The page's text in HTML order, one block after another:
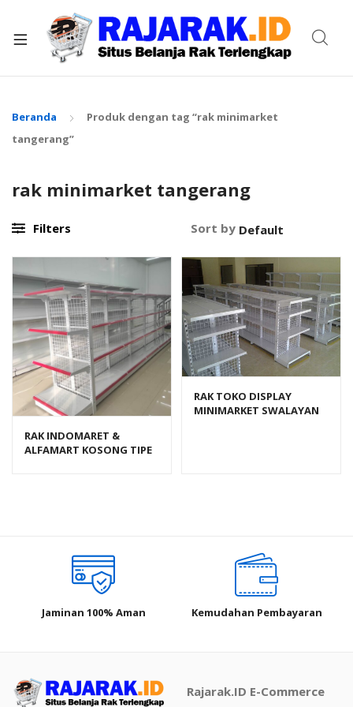
Beranda
Produk dengan tag “rak minimarket
tangerang”
rak minimarket tangerang
Filters Sort by
RAK INDOMARET &
ALFAMART KOSONG TIPE
RAK TOKO DISPLAY
MINIMARKET SWALAYAN
Jaminan 100% Aman Kemudahan Pembayaran
Rajarak.ID E-Commerce